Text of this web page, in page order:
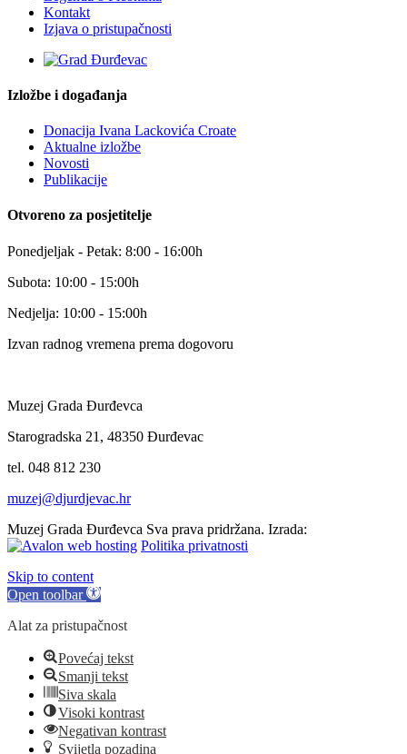
Kontakt
Izjava o pristupačnosti
Izložbe i događanja
Donacija Ivana Lackovića Croate
Aktualne izložbe
Novosti
Publikacije
Otvoreno za posjetitelje
Ponedjeljak - Petak: 8:00 - 16:00h
Subota: 10:00 - 15:00h
Nedjelja: 10:00 - 15:00h
Izvan radnog vremena prema dogovoru
Muzej Grada Đurđevca
Starogradska 21, 48350 Đurđevac
tel. 048 812 230
muzej@djurdjevac.hr
Muzej Grada Đurđevca Sva prava pridržana. Izrada:
Politika privatnosti
Skip to content
Open toolbar
Alat za pristupačnost
Povećaj tekst
Smanji tekst
Siva skala
Visoki kontrast
Negativan kontrast
Svijetla pozadina